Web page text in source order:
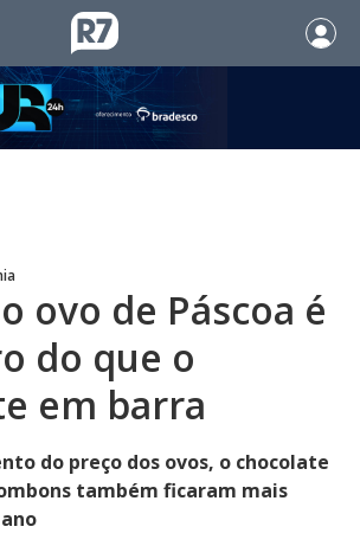
ovo de Páscoa é
do que o
em barra
do preço dos ovos, o chocolate
também ficaram mais